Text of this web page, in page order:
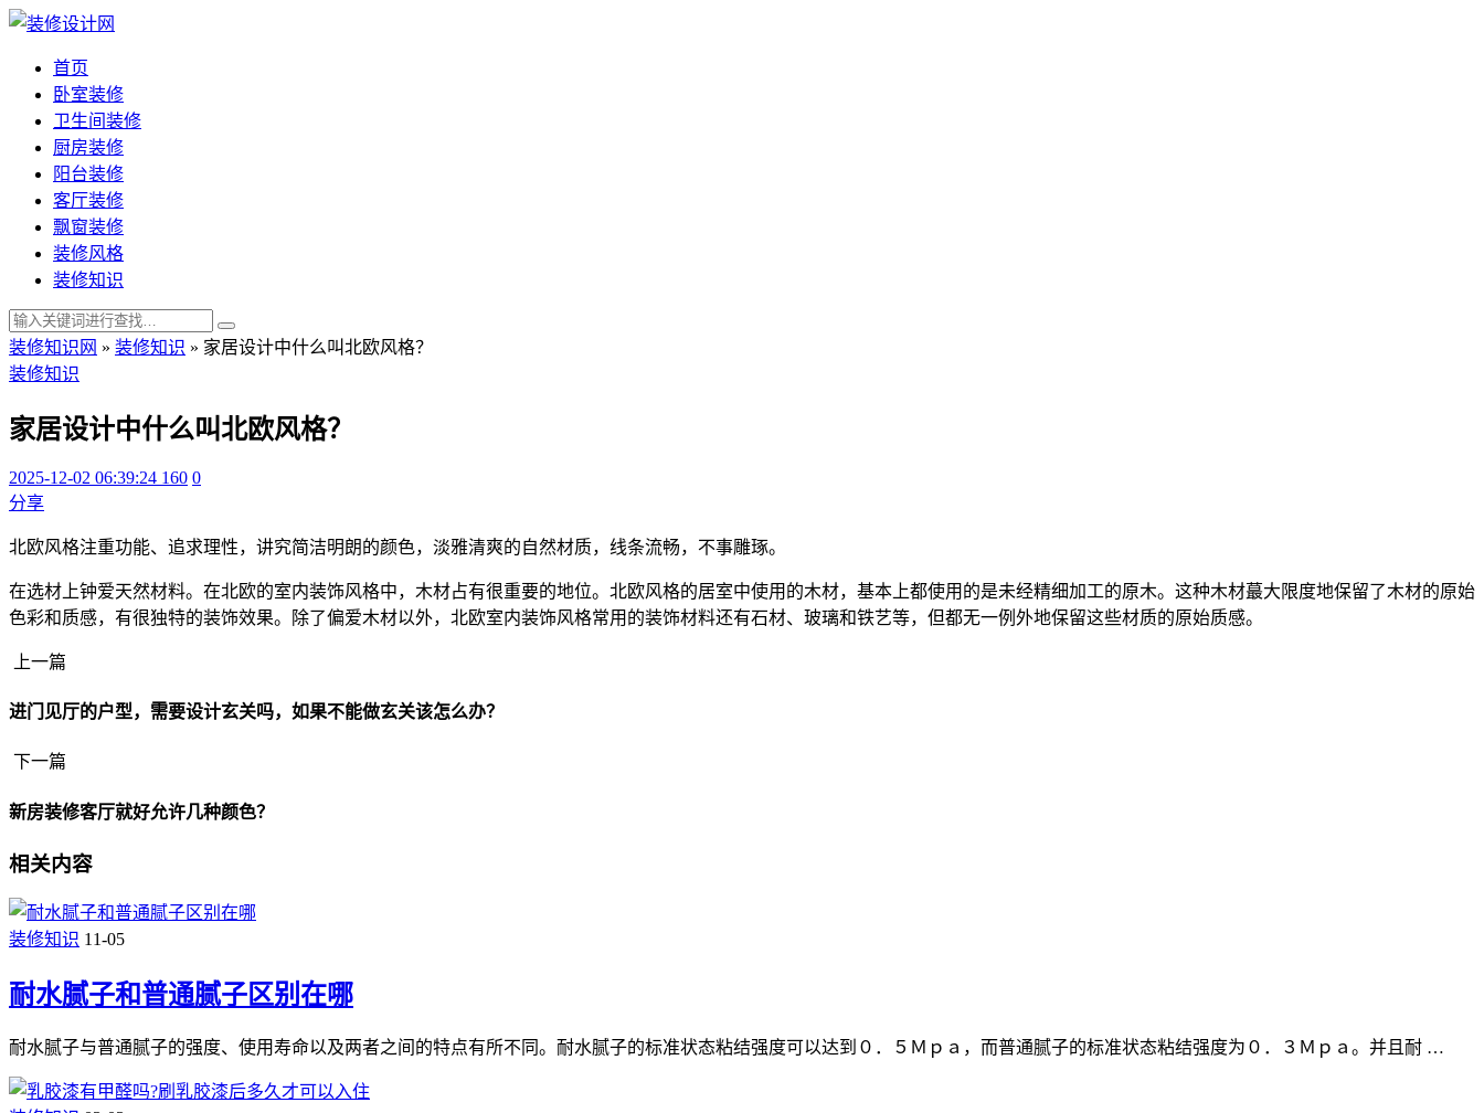
首页
卧室装修
卫生间装修
厨房装修
阳台装修
客厅装修
飘窗装修
装修风格
装修知识
装修知识网 » 装修知识 » 家居设计中什么叫北欧风格？
装修知识
家居设计中什么叫北欧风格？
2025-12-02 06:39:24 160 0
分享
北欧风格注重功能、追求理性，讲究简洁明朗的颜色，淡雅清爽的自然材质，线条流畅，不事雕琢。
在选材上钟爱天然材料。在北欧的室内装饰风格中，木材占有很重要的地位。北欧风格的居室中使用的木材，基本上都使用的是未经精细加工的原木。这种木材蕞大限度地保留了木材的原始
色彩和质感，有很独特的装饰效果。除了偏爱木材以外，北欧室内装饰风格常用的装饰材料还有石材、玻璃和铁艺等，但都无一例外地保留这些材质的原始质感。
上一篇
进门见厅的户型，需要设计玄关吗，如果不能做玄关该怎么办？
下一篇
新房装修客厅就好允许几种颜色？
相关内容
装修知识 11-05
耐水腻子和普通腻子区别在哪
耐水腻子与普通腻子的强度、使用寿命以及两者之间的特点有所不同。耐水腻子的标准状态粘结强度可以达到０．５Ｍｐａ，而普通腻子的标准状态粘结强度为０．３Ｍｐａ。并且耐 …